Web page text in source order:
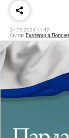
24.06.2024 11:47
Автор: Екатерина